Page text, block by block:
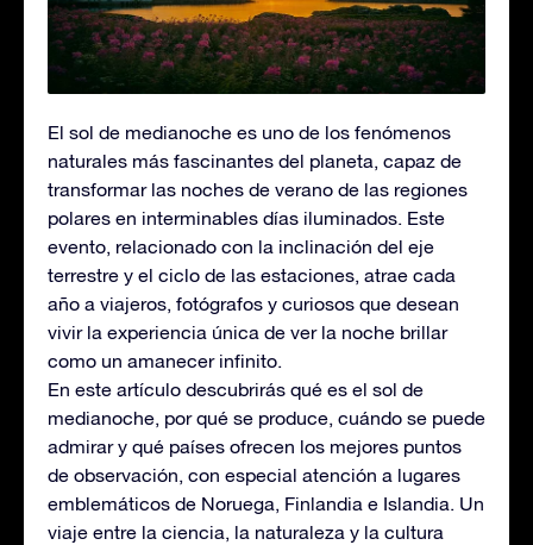
El sol de medianoche es uno de los fenómenos
naturales más fascinantes del planeta, capaz de
transformar las noches de verano de las regiones
polares en interminables días iluminados. Este
evento, relacionado con la inclinación del eje
terrestre y el ciclo de las estaciones, atrae cada
año a viajeros, fotógrafos y curiosos que desean
vivir la experiencia única de ver la noche brillar
como un amanecer infinito.
En este artículo descubrirás qué es el sol de
medianoche, por qué se produce, cuándo se puede
admirar y qué países ofrecen los mejores puntos
de observación, con especial atención a lugares
emblemáticos de Noruega, Finlandia e Islandia. Un
viaje entre la ciencia, la naturaleza y la cultura